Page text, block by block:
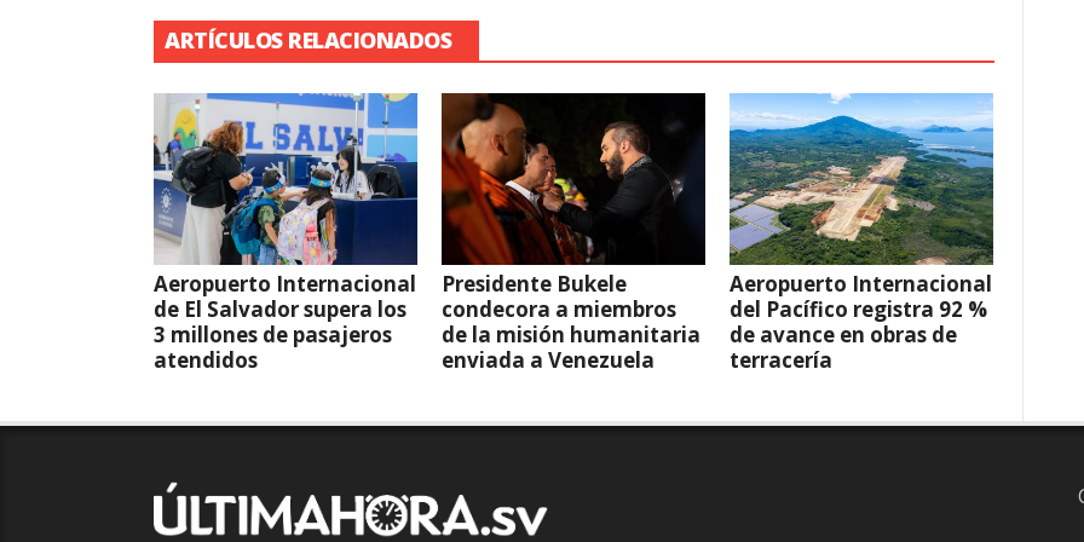
ARTÍCULOS RELACIONADOS
Aeropuerto Internacional
de El Salvador supera los
3 millones de pasajeros
atendidos
Presidente Bukele
condecora a miembros
de la misión humanitaria
enviada a Venezuela
Aeropuerto Internacional
del Pacífico registra 92 %
de avance en obras de
terracería